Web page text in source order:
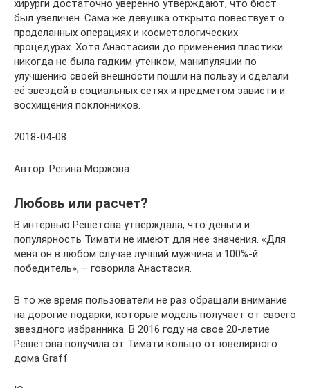
хирурги достаточно уверенно утверждают, что бюст
был увеличен. Сама же девушка открыто повествует о
проделанных операциях и косметологических
процедурах. Хотя Анастасияи до применения пластики
никогда не была гадким утёнком, манипуляции по
улучшению своей внешности пошли на пользу и сделали
её звездой в социальных сетях и предметом зависти и
восхищения поклонников.
2018-04-08
Автор: Регина Моржова
Любовь или расчет?
В интервью Решетова утверждала, что деньги и
популярность Тимати не имеют для нее значения. «Для
меня он в любом случае лучший мужчина и 100%-й
победитель», – говорила Анастасия.
В то же время пользователи не раз обращали внимание
на дорогие подарки, которые модель получает от своего
звездного избранника. В 2016 году на свое 20-летие
Решетова получила от Тимати кольцо от ювелирного
дома Graff